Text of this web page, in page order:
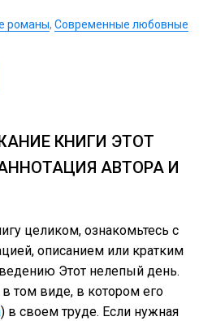
романы, Современные любовные
КНИГИ ЭТОТ
АВТОРА И
целиком, ознакомьтесь с
описанием или кратким
Этот нелепый день.
том виде, в котором его
) в своем труде. Если нужная